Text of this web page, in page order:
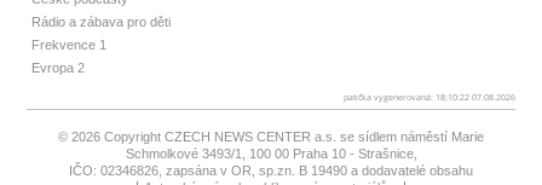
Rádio a zábava pro děti
Frekvence 1
Evropa 2
patička vygenerovaná: 18:10:22 07.08.2026
© 2026 Copyright CZECH NEWS CENTER a.s. se sídlem náměstí Marie
Schmolkové 3493/1, 100 00 Praha 10 - Strašnice,
IČO: 02346826, zapsána v OR, sp.zn. B 19490 a dodavatelé obsahu